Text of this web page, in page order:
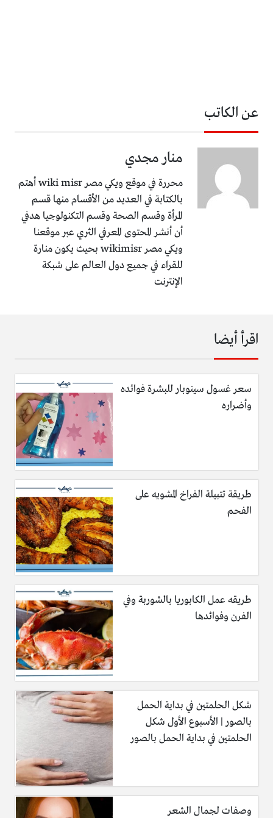
عن الكاتب
منار مجدي
محررة في موقع ويكي مصر wiki misr أهتم
بالكتابة في العديد من الأقسام منها قسم
المرأة وقسم الصحة وقسم التكنولوجيا هدفي
أن أنشر المحتوى المعرفي الثري عبر موقعنا
ويكي مصر wikimisr بحيث يكون منارة
للقراء في جميع دول العالم على شبكة
الإنترنت
اقرأ أيضا
سعر غسول سينوبار للبشرة فوائده
وأضراره
طريقة تتبيلة الفراخ المشويه على
الفحم
طريقه عمل الكابوريا بالشوربة وفي
الفرن وفوائدها
شكل الحلمتين في بداية الحمل
بالصور | الأسبوع الأول شكل
الحلمتين في بداية الحمل بالصور
وصفات لجمال الشعر